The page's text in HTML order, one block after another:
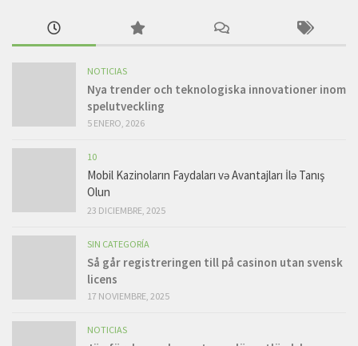
NOTICIAS
Nya trender och teknologiska innovationer inom
spelutveckling
5 ENERO, 2026
10
Mobil Kazinoların Faydaları və Avantajları İlə Tanış
Olun
23 DICIEMBRE, 2025
SIN CATEGORÍA
Så går registreringen till på casinon utan svensk
licens
17 NOVIEMBRE, 2025
NOTICIAS